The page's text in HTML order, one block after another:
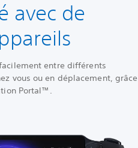
avec de
entre différents
vous ou en déplacement, grâce
Portal™.